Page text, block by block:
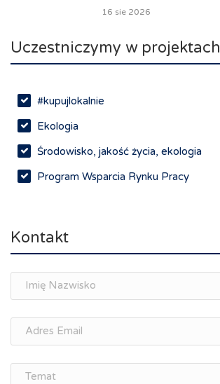
16 sie 2026
Uczestniczymy w projektach
#kupujlokalnie
Ekologia
Środowisko, jakość życia, ekologia
Program Wsparcia Rynku Pracy
Spotkania branżowe
Memorandum Gospodarcze PL-CZ
Śląskie Porozumienie Gospodarcze
ŚLĄSK.ONLINE
Kontakt